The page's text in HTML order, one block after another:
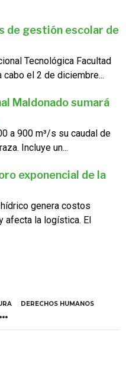
de gestión escolar de
Tecnológica Facultad
cabo el 2 de diciembre...
Maldonado sumará
a 900 m³/s su caudal de
Incluye un...
exponencial de la
genera costos
afecta la logística. El
DERECHOS HUMANOS